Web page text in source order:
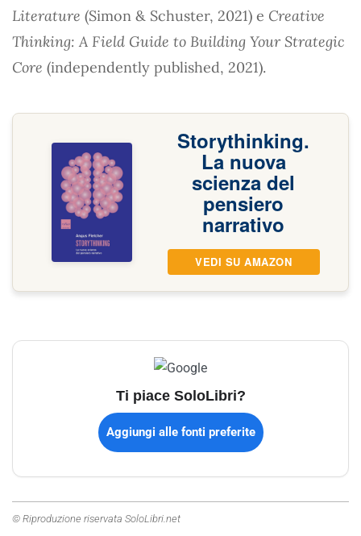
Literature (Simon & Schuster, 2021) e Creative
Thinking: A Field Guide to Building Your Strategic
Core (independently published, 2021).
Storythinking.
La nuova
scienza del
pensiero
narrativo
VEDI SU AMAZON
Ti piace SoloLibri?
Aggiungi alle fonti preferite
© Riproduzione riservata SoloLibri.net